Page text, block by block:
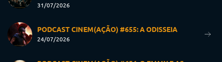
31/07/2026
PODCAST CINEM(AÇÃO) #655: A ODISSEIA
24/07/2026